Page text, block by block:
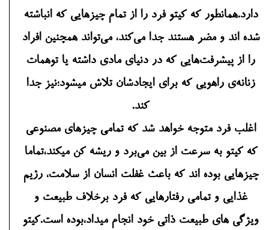
دارد.همانطور که کیتو فرد را از تمام چیزهایی که انباشته‌
شده اند و مضر هستند جدا می‌کند، می‌تواند همچنین افراد
را از پیشرفت‌هایی که در دنیای مادی داشته یا توهمات
زنانه‌ی راهویی که برای ایجادشان تلاش میشود؛نیز جدا
کند.
اغلب فرد متوجه خواهد شد که تمامی چیزهای مصنوعی
که کیتو به سرعت از بین می‌برد و ریشه کن میکند،تماما
چیزهایی بوده اند که باعث غفلت انسان از سلامت، رژیم
غذایی و تمامی رفتارهایی که فرد برخلاف طبیعت و
ویژگی های طبیعت ذاتی خود انجام میداد،بوده است.کیتو